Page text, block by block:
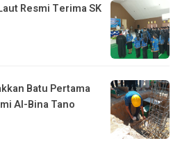
Resmi Terima SK
Batu Pertama
Al-Bina Tano